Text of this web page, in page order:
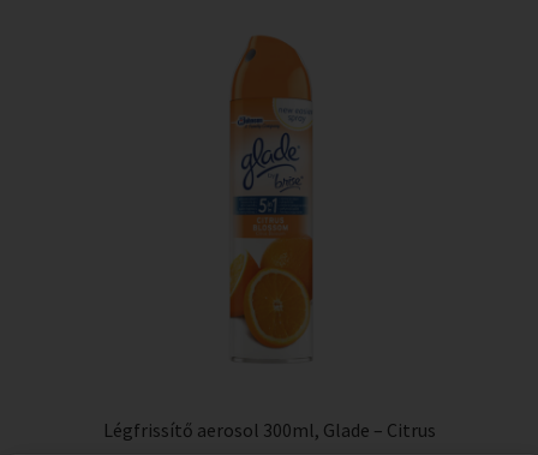
Légfrissítő aerosol 300ml, Glade – Citrus